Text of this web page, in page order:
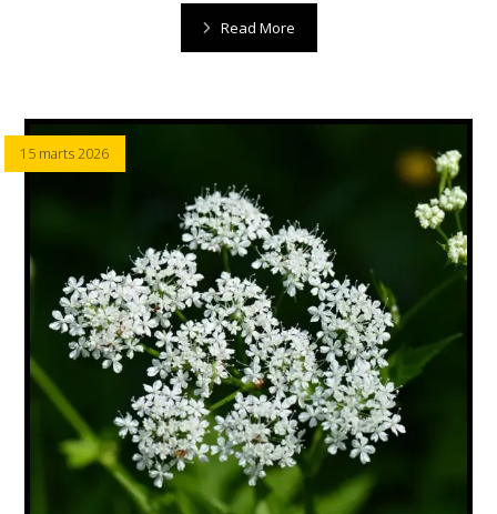
Read More
15 marts 2026